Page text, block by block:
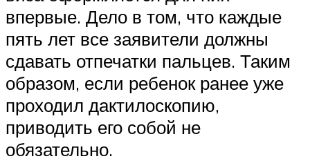
впервые. Дело в том, что каждые
пять лет все заявители должны
сдавать отпечатки пальцев. Таким
образом, если ребенок ранее уже
проходил дактилоскопию,
приводить его собой не
обязательно.